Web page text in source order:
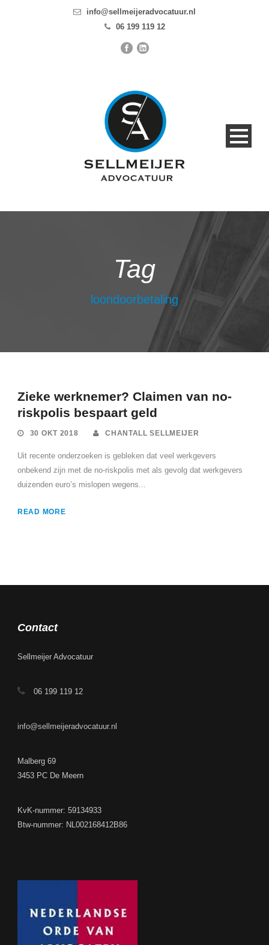
info@sellmeijeradvocatuur.nl
06 199 119 12
Tag
loondoorbetaling
Zieke werknemer? Claimen van no-
riskpolis bespaart geld
30 OKT 2018 CHANTALL SELLMEIJER
Uit recente onderzoeken is gebleken dat veel werkgevers
onbekend zijn met de no-riskpolis met als gevolg dat werkgevers
duizenden euro’s mislopen wegens...
READ MORE
Contact
Sellmeijer Advocatuur
06 199 119 12
info@sellmeijeradvocatuur.nl
Malberg 69
3453 PC De Meern
KvK-nummer: 59134933
Btw-nummer: NL002168412B86